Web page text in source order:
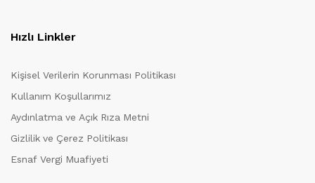
Hızlı Linkler
Kişisel Verilerin Korunması Politikası
Kullanım Koşullarımız
Aydınlatma ve Açık Rıza Metni
Gizlilik ve Çerez Politikası
Esnaf Vergi Muafiyeti